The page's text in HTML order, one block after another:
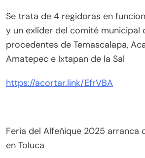
Se trata de 4 regidoras en
y un exlíder del comité municipal
procedentes de Temascalapa,
Amatepec e Ixtapan de la Sal
https://acortar.link/EfrVBA
Feria del Alfeñique 2025 arranca
en Toluca